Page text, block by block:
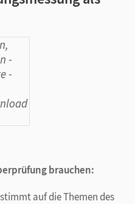
brauchen:
auf die Themen des